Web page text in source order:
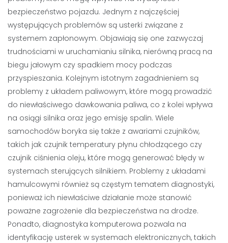
bezpieczeństwo pojazdu. Jednym z najczęściej
występujących problemów są usterki związane z
systemem zapłonowym. Objawiają się one zazwyczaj
trudnościami w uruchamianiu silnika, nierówną pracą na
biegu jałowym czy spadkiem mocy podczas
przyspieszania. Kolejnym istotnym zagadnieniem są
problemy z układem paliwowym, które mogą prowadzić
do niewłaściwego dawkowania paliwa, co z kolei wpływa
na osiągi silnika oraz jego emisję spalin. Wiele
samochodów boryka się także z awariami czujników,
takich jak czujnik temperatury płynu chłodzącego czy
czujnik ciśnienia oleju, które mogą generować błędy w
systemach sterujących silnikiem. Problemy z układami
hamulcowymi również są częstym tematem diagnostyki,
ponieważ ich niewłaściwe działanie może stanowić
poważne zagrożenie dla bezpieczeństwa na drodze.
Ponadto, diagnostyka komputerowa pozwala na
identyfikację usterek w systemach elektronicznych, takich